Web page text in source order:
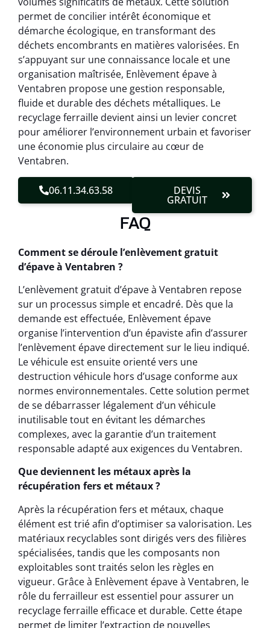
permet de concilier intérêt économique et
démarche écologique, en transformant des
déchets encombrants en matières valorisées. En
s’appuyant sur une connaissance locale et une
organisation maîtrisée, Enlèvement épave à
Ventabren propose une gestion responsable,
fluide et durable des déchets métalliques. Le
recyclage ferraille devient ainsi un levier concret
pour améliorer l’environnement urbain et favoriser
une économie plus circulaire au cœur de
Ventabren.
06.11.34.63.58 DEVIS
GRATUIT
FAQ
Comment se déroule l’enlèvement gratuit
d’épave à Ventabren ?
L’enlèvement gratuit d’épave à Ventabren repose
sur un processus simple et encadré. Dès que la
demande est effectuée, Enlèvement épave
organise l’intervention d’un épaviste afin d’assurer
l’enlèvement épave directement sur le lieu indiqué.
Le véhicule est ensuite orienté vers une
destruction véhicule hors d’usage conforme aux
normes environnementales. Cette solution permet
de se débarrasser légalement d’un véhicule
inutilisable tout en évitant les démarches
complexes, avec la garantie d’un traitement
responsable adapté aux exigences du Ventabren.
Que deviennent les métaux après la
récupération fers et métaux ?
Après la récupération fers et métaux, chaque
élément est trié afin d’optimiser sa valorisation. Les
matériaux recyclables sont dirigés vers des filières
spécialisées, tandis que les composants non
exploitables sont traités selon les règles en
vigueur. Grâce à Enlèvement épave à Ventabren, le
rôle du ferrailleur est essentiel pour assurer un
recyclage ferraille efficace et durable. Cette étape
permet de limiter l’extraction de nouvelles